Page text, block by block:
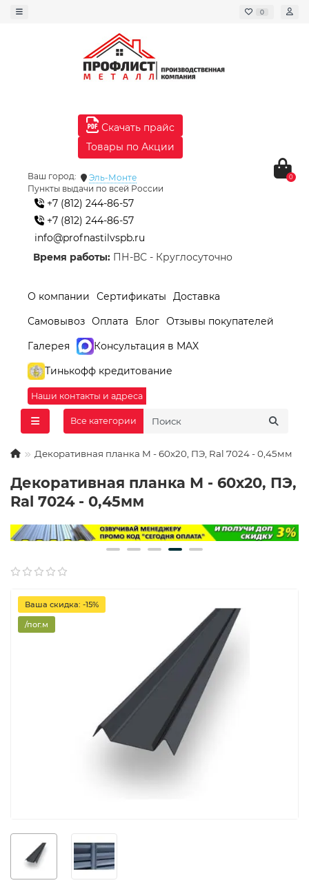
0
Скачать прайс
Товары по Акции
Ваш город:
Эль-Монте
Пункты выдачи по всей России
+7 (812) 244-86-57
+7 (812) 244-86-57
info@profnastilvspb.ru
Время работы: ПН-ВС - Круглосуточно
0
О компании Сертификаты
Доставка
Самовывоз Оплата Блог Отзывы покупателей
Галерея
Консультация в MAX
Тинькофф кредитование
Наши контакты и адреса
Все категории
Декоративная планка М - 60х20, ПЭ, Ral 7024 - 0,45мм
Декоративная планка М - 60х20, ПЭ,
Ral 7024 - 0,45мм
Ваша скидка: -15%
/пог.м